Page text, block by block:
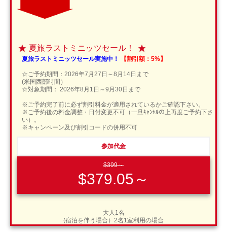
夏旅ラストミニッツセール！
夏旅ラストミニッツセール実施中！ 【割引額：5%】
☆ご予約期間：2026年7月27日～8月14日まで
(米国西部時間）
☆対象期間： 2026年8月1日～9月30日まで
※ご予約完了前に必ず割引料金が適用されているかご確認下さい。
※ご予約後の料金調整・日付変更不可（一旦ｷｬﾝｾﾙの上再度ご予約下さ
い）。
※キャンペーン及び割引コードの併用不可
参加代金
$399～
$379.05～
大人1名
(宿泊を伴う場合）2名1室利用の場合